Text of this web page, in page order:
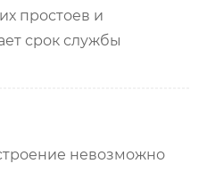
простоев и
срок службы
невозможно